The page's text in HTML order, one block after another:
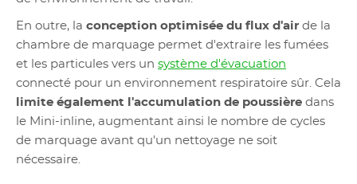
En outre, la conception optimisée du flux d'air de la
chambre de marquage permet d'extraire les fumées
et les particules vers un système d'évacuation
connecté pour un environnement respiratoire sûr. Cela
limite également l'accumulation de poussière dans
le Mini-inline, augmentant ainsi le nombre de cycles
de marquage avant qu'un nettoyage ne soit
nécessaire.